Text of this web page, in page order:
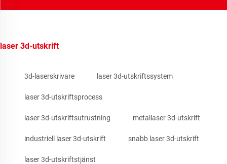
laser 3d-utskrift
3d-laserskrivare laser 3d-utskriftssystem
laser 3d-utskriftsprocess
laser 3d-utskriftsutrustning metallaser 3d-utskrift
industriell laser 3d-utskrift snabb laser 3d-utskrift
laser 3d-utskriftstjänst